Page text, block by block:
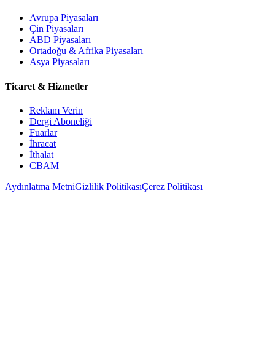
Avrupa Piyasaları
Çin Piyasaları
ABD Piyasaları
Ortadoğu & Afrika Piyasaları
Asya Piyasaları
Ticaret & Hizmetler
Reklam Verin
Dergi Aboneliği
Fuarlar
İhracat
İthalat
CBAM
Aydınlatma MetniGizlilik PolitikasıÇerez Politikası